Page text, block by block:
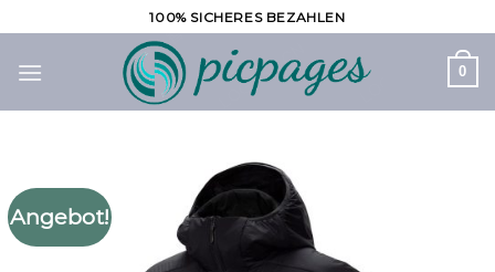
Inhalt
springen
100% SICHERES BEZAHLEN
0
Angebot!